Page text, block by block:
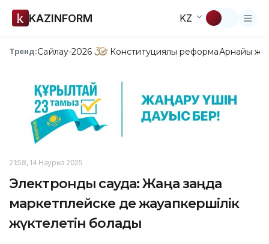
KAZINFORM KZ
Тренд:Сайлау-2026 Конституциялық реформаАрнайы
21:58, 14 Наурыз 2025
Электрондық сауда: Жаңа заңда
маркетплейске де жауапкершілік
жүктелетін болады